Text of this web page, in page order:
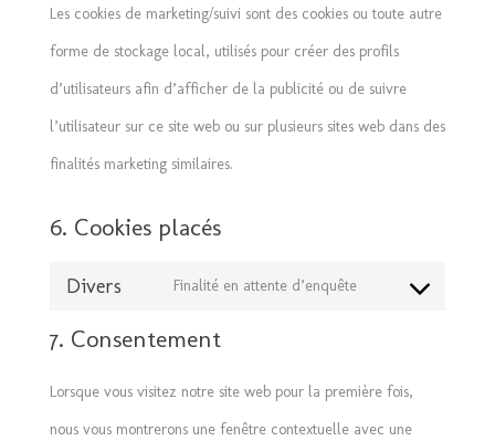
Les cookies de marketing/suivi sont des cookies ou toute autre
forme de stockage local, utilisés pour créer des profils
d’utilisateurs afin d’afficher de la publicité ou de suivre
l’utilisateur sur ce site web ou sur plusieurs sites web dans des
finalités marketing similaires.
6. Cookies placés
Divers
Finalité en attente d’enquête
7. Consentement
Lorsque vous visitez notre site web pour la première fois,
nous vous montrerons une fenêtre contextuelle avec une